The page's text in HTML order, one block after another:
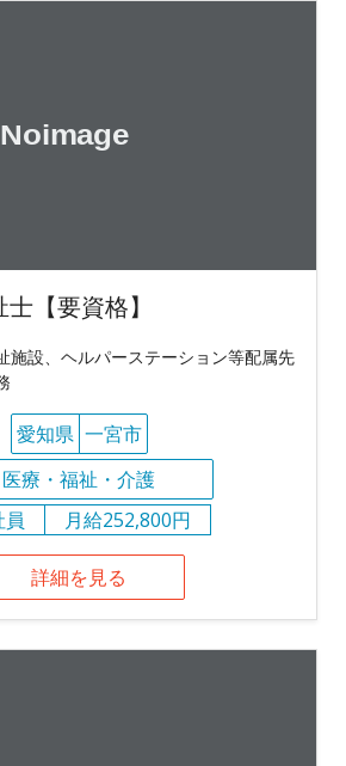
【要資格】
施設、ヘルパーステーション等配属先
愛知県 一宮市
医療・福祉・介護
員
月給252,800円
詳細を見る